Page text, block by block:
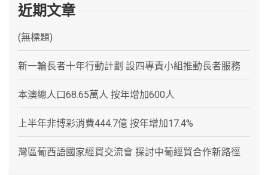
近期文章
(無標題)
新一輪長者十年行動計劃 設四專責小組推動長者服務
本澳總人口68.65萬人 按年增加600人
上半年非博彩消費444.7億 按年增加17.4%
灣區葡西語國家經貿交流會 探討中葡經貿合作新路徑